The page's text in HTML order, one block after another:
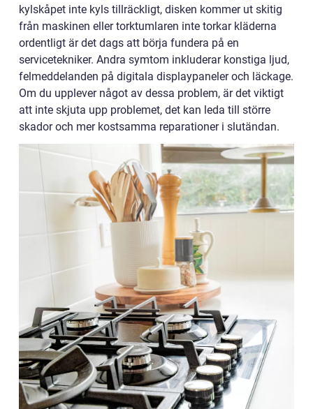
kylskåpet inte kyls tillräckligt, disken kommer ut skitig
från maskinen eller torktumlaren inte torkar kläderna
ordentligt är det dags att börja fundera på en
servicetekniker. Andra symtom inkluderar konstiga ljud,
felmeddelanden på digitala displaypaneler och läckage.
Om du upplever något av dessa problem, är det viktigt
att inte skjuta upp problemet, det kan leda till större
skador och mer kostsamma reparationer i slutändan.